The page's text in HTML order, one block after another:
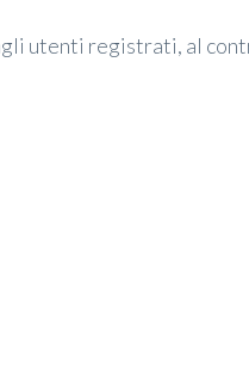
utenti registrati, al